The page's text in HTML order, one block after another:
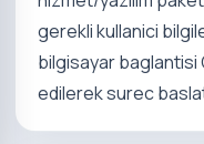
gerekli kullanici
bilgisayar baglantisi
edilerek surec